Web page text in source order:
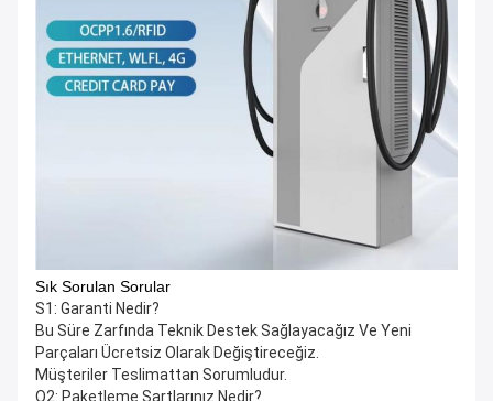
Sık Sorulan Sorular
S1: Garanti Nedir?
Bu Süre Zarfında Teknik Destek Sağlayacağız Ve Yeni
Parçaları Ücretsiz Olarak Değiştireceğiz.
Müşteriler Teslimattan Sorumludur.
Q2: Paketleme Şartlarınız Nedir?